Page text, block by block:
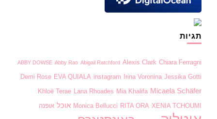
תגיות
ABBY DOWSE Abby Rao Abigail Ratchford Alexis Clark Chiara Ferragni
Demi Rose EVA QUIALA instagram Irina Voronina Jessika Gotti
Khloë Terae Lana Rhoades Mia Khalifa Micaela Schäfer
Monica Bellucci RITA ORA XENIA TCHOUMI אוכל אופנה